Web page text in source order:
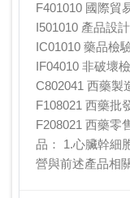
F401010 國際貿
I501010 產品設
IC01010 藥品檢
IF04010 非破壞
C802041 西藥製
F108021 西藥批
F208021 西藥零
品： 1.心臟幹細
營與前述產品相